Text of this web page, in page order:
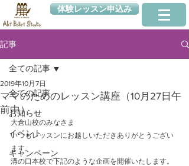
体験レッスン申込み
記事
全ての記事
お知らせ
イベント
キャンペーン
全ての記事
ママのためのレッスン講座（10月27日午
前中）
2019年10月7日
大倉山校のみなさま
いつもレッスンにお越しいただきありがとうござい
ます。
溝の口本校で下記のような企画を開催いたします。